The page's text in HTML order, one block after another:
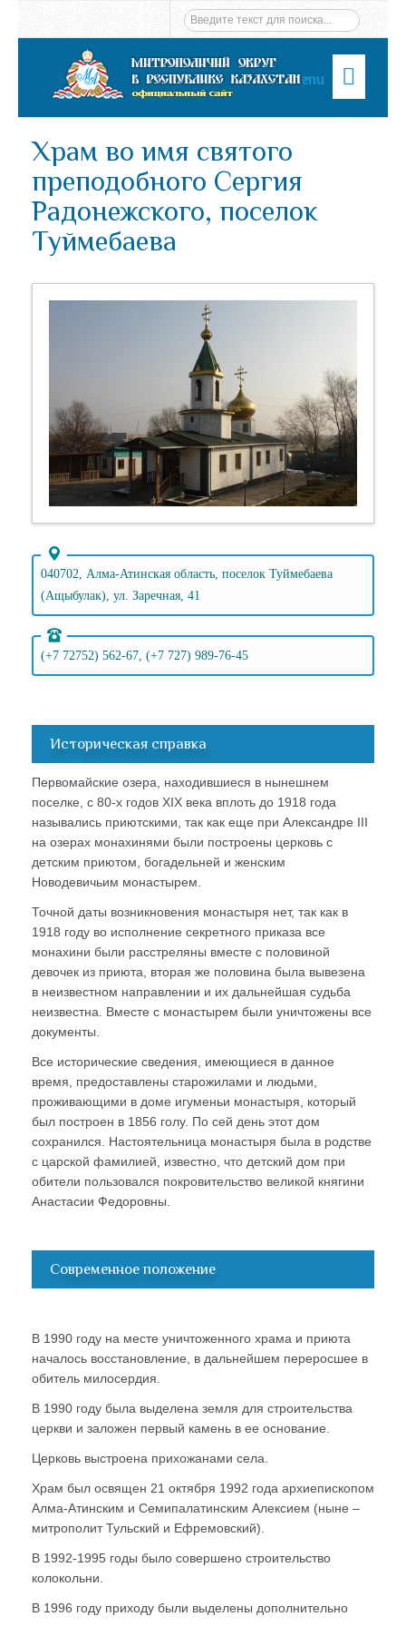
Menu
Храм во имя святого
преподобного Сергия
Радонежского, поселок
Туймебаева
040702, Алма-Атинская область, поселок Туймебаева
(Ащыбулак), ул. Заречная, 41
(+7 72752) 562-67, (+7 727) 989-76-45
Историческая справка
Первомайские озера, находившиеся в нынешнем
поселке, с 80-х годов XIX века вплоть до 1918 года
назывались приютскими, так как еще при Александре III
на озерах монахинями были построены церковь с
детским приютом, богадельней и женским
Новодевичьим монастырем.
Точной даты возникновения монастыря нет, так как в
1918 году во исполнение секретного приказа все
монахини были расстреляны вместе с половиной
девочек из приюта, вторая же половина была вывезена
в неизвестном направлении и их дальнейшая судьба
неизвестна. Вместе с монастырем были уничтожены все
документы.
Все исторические сведения, имеющиеся в данное
время, предоставлены старожилами и людьми,
проживающими в доме игуменьи монастыря, который
был построен в 1856 голу. По сей день этот дом
сохранился. Настоятельница монастыря была в родстве
с царской фамилией, известно, что детский дом при
обители пользовался покровительство великой княгини
Анастасии Федоровны.
Современное положение
В 1990 году на месте уничтоженного храма и приюта
началось восстановление, в дальнейшем переросшее в
обитель милосердия.
В 1990 году была выделена земля для строительства
церкви и заложен первый камень в ее основание.
Церковь выстроена прихожанами села.
Храм был освящен 21 октября 1992 года архиепископом
Алма-Атинским и Семипалатинским Алексием (ныне –
митрополит Тульский и Ефремовский).
В 1992-1995 годы было совершено строительство
колокольни.
В 1996 году приходу были выделены дополнительно